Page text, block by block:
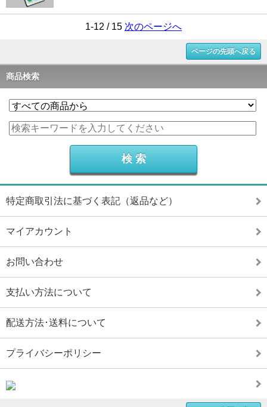
1-12 / 15 次のページへ
ページの先頭へ戻る
商品検索
特定商取引法に基づく表記（返品など）
マイアカウント
お問い合わせ
支払い方法について
配送方法･送料について
プライバシーポリシー